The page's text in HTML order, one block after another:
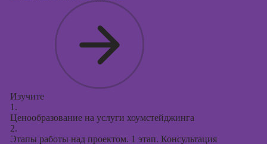
Изучите
1.
Ценообразование на услуги хоумстейджинга
2.
Этапы работы над проектом. 1 этап. Консультация